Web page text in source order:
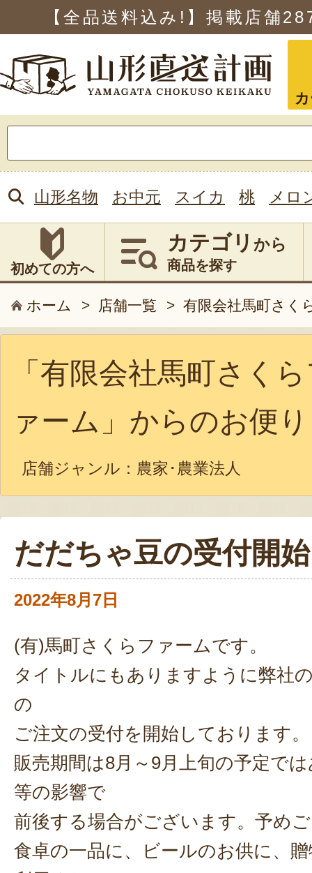
【全品送料込み!】掲載店舗
索:
山形名物 お中元 スイカ 桃 メロ
初めての方へ
カテゴリ から
商品を探す
ホーム > 店舗一覧 > 有限会社馬町さく
「有限会社馬町さく
ァーム」からのお便り
店舗ジャンル： 農家･農業法人
だだちゃ豆の受付開
2022年8月7日
(有)馬町さくらファームです。
タイトルにもありますように弊社
の
ご注文の受付を開始しております。
販売期間は8月～9月上旬の予定で
等の影響で
前後する場合がございます。予め
食卓の一品に、ビールのお供に、